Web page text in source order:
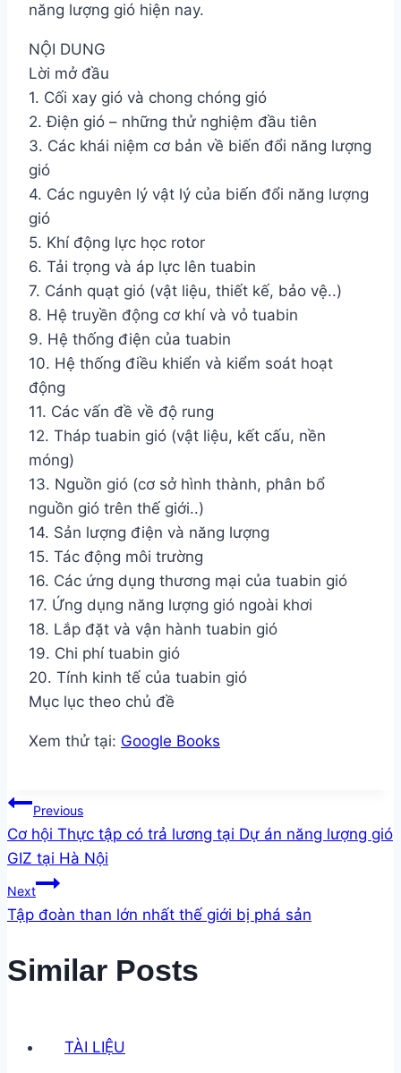
năng lượng gió hiện nay.
NỘI DUNG
Lời mở đầu
1. Cối xay gió và chong chóng gió
2. Điện gió – những thử nghiệm đầu tiên
3. Các khái niệm cơ bản về biến đổi năng lượng
gió
4. Các nguyên lý vật lý của biến đổi năng lượng
gió
5. Khí động lực học rotor
6. Tải trọng và áp lực lên tuabin
7. Cánh quạt gió (vật liệu, thiết kế, bảo vệ..)
8. Hệ truyền động cơ khí và vỏ tuabin
9. Hệ thống điện của tuabin
10. Hệ thống điều khiển và kiểm soát hoạt
động
11. Các vấn đề về độ rung
12. Tháp tuabin gió (vật liệu, kết cấu, nền
móng)
13. Nguồn gió (cơ sở hình thành, phân bổ
nguồn gió trên thế giới..)
14. Sản lượng điện và năng lượng
15. Tác động môi trường
16. Các ứng dụng thương mại của tuabin gió
17. Ứng dụng năng lượng gió ngoài khơi
18. Lắp đặt và vận hành tuabin gió
19. Chi phí tuabin gió
20. Tính kinh tế của tuabin gió
Mục lục theo chủ đề
Xem thử tại: Google Books
Post
navigation
Previous
Cơ hội Thực tập có trả lương tại Dự án năng lượng gió
GIZ tại Hà Nội
Next
Tập đoàn than lớn nhất thế giới bị phá sản
Similar Posts
TÀI LIỆU